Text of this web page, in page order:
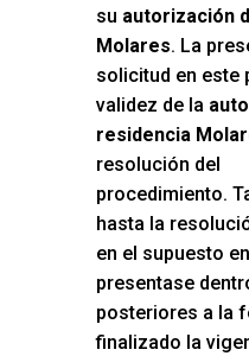
su autorización
Molares. La
solicitud en este
validez de la
residencia
resolución del
procedimiento.
hasta la
en el supuesto
presentase
posteriores a la
finalizado la